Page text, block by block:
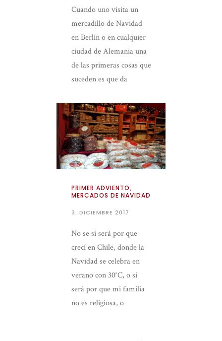
Cuando uno visita un
mercadillo de Navidad
en Berlín o en cualquier
ciudad de Alemania una
de las primeras cosas que
suceden es que da
parte […]
PRIMER ADVIENTO,
MERCADOS DE NAVIDAD
3. DICIEMBRE 2017
No se si será por que
crecí en Chile, donde la
Navidad se celebra en
verano con 30°C, o si
será por que mi familia
no es religiosa, o